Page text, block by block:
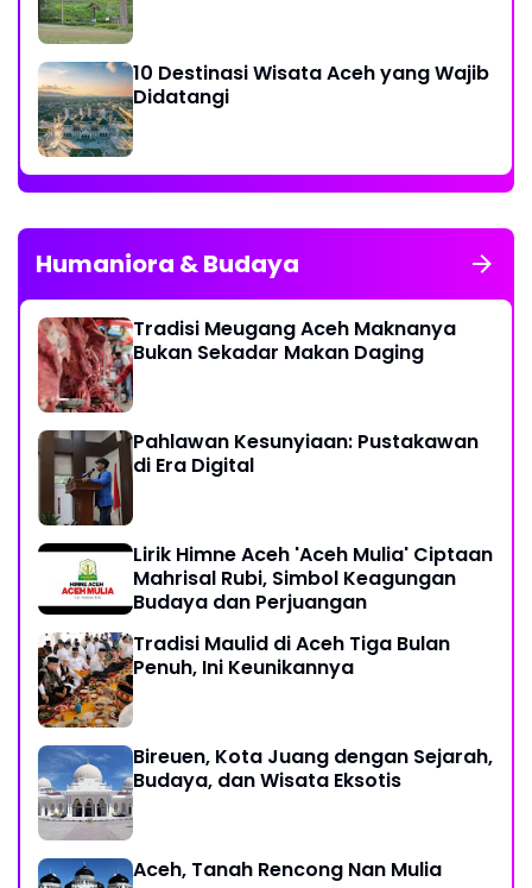
10 Destinasi Wisata Aceh yang Wajib
Didatangi
Humaniora & Budaya
Tradisi Meugang Aceh Maknanya
Bukan Sekadar Makan Daging
Pahlawan Kesunyiaan: Pustakawan
di Era Digital
Lirik Himne Aceh 'Aceh Mulia' Ciptaan
Mahrisal Rubi, Simbol Keagungan
Budaya dan Perjuangan
Tradisi Maulid di Aceh Tiga Bulan
Penuh, Ini Keunikannya
Bireuen, Kota Juang dengan Sejarah,
Budaya, dan Wisata Eksotis
Aceh, Tanah Rencong Nan Mulia